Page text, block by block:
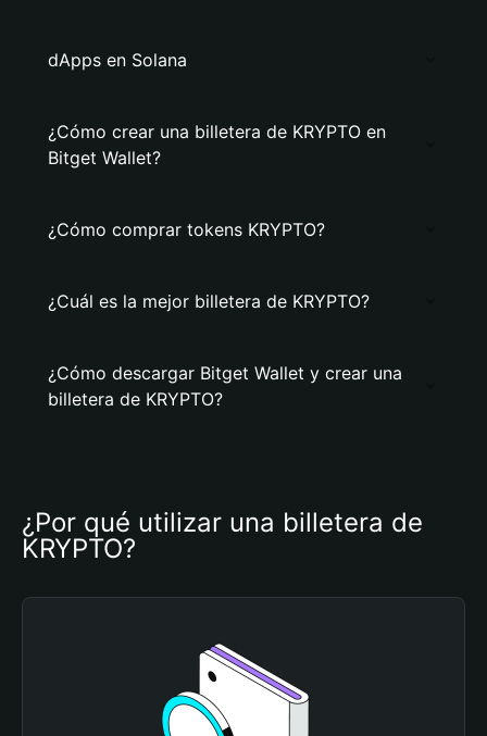
dApps en Solana
¿Cómo crear una billetera de KRYPTO en
Bitget Wallet?
¿Cómo comprar tokens KRYPTO?
¿Cuál es la mejor billetera de KRYPTO?
¿Cómo descargar Bitget Wallet y crear una
billetera de KRYPTO?
¿Por qué utilizar una billetera de
KRYPTO?